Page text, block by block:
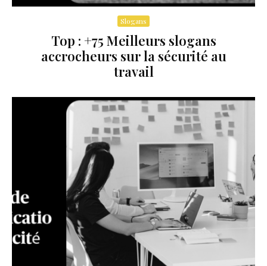
Slogans
Top : +75 Meilleurs slogans
accrocheurs sur la sécurité au
travail